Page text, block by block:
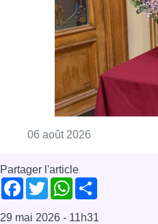
06 août 2026
Partager l'article
Facebook
TwitterWhatsApp
29 mai 2026 - 11h31